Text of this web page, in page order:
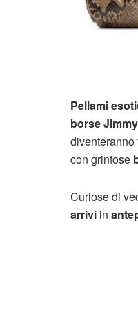
Pellami
borse
con grintose
Curiose di
arrivi in